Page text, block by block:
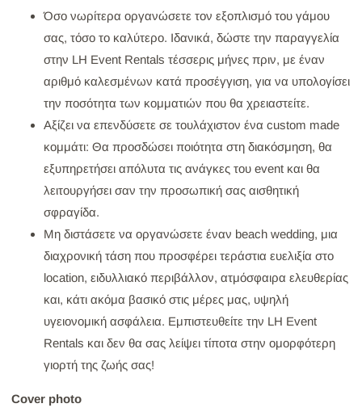
Όσο νωρίτερα οργανώσετε τον εξοπλισμό του γάμου
σας, τόσο το καλύτερο. Ιδανικά, δώστε την παραγγελία
στην LH Event Rentals τέσσερις μήνες πριν, με έναν
αριθμό καλεσμένων κατά προσέγγιση, για να υπολογίσει
την ποσότητα των κομματιών που θα χρειαστείτε.
Αξίζει να επενδύσετε σε τουλάχιστον ένα custom made
κομμάτι: Θα προσδώσει ποιότητα στη διακόσμηση, θα
εξυπηρετήσει απόλυτα τις ανάγκες του event και θα
λειτουργήσει σαν την προσωπική σας αισθητική
σφραγίδα.
Μη διστάσετε να οργανώσετε έναν beach wedding, μια
διαχρονική τάση που προσφέρει τεράστια ευελιξία στο
location, ειδυλλιακό περιβάλλον, ατμόσφαιρα ελευθερίας
και, κάτι ακόμα βασικό στις μέρες μας, υψηλή
υγειονομική ασφάλεια. Εμπιστευθείτε την LH Event
Rentals και δεν θα σας λείψει τίποτα στην ομορφότερη
γιορτή της ζωής σας!
Cover photo